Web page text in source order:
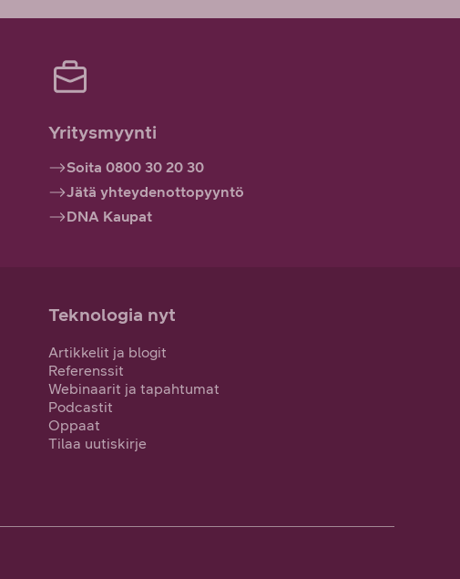
Yritysmyynti
Soita 0800 30 20 30
Jätä yhteydenottopyyntö
DNA Kaupat
Teknologia nyt
Artikkelit ja blogit
Referenssit
Webinaarit ja tapahtumat
Podcastit
Oppaat
Tilaa uutiskirje